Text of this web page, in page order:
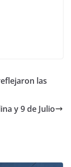
las
y 9 de Julio